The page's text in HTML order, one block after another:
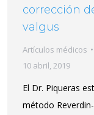
corrección
valgus
Artículos médicos
10 abril, 2019
El Dr. Piqueras
método